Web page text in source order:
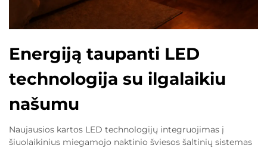
Energiją taupanti LED
technologija su ilgalaikiu
našumu
Naujausios kartos LED technologijų integruojimas į
šiuolaikinius miegamojo naktinio šviesos šaltinių sistemas